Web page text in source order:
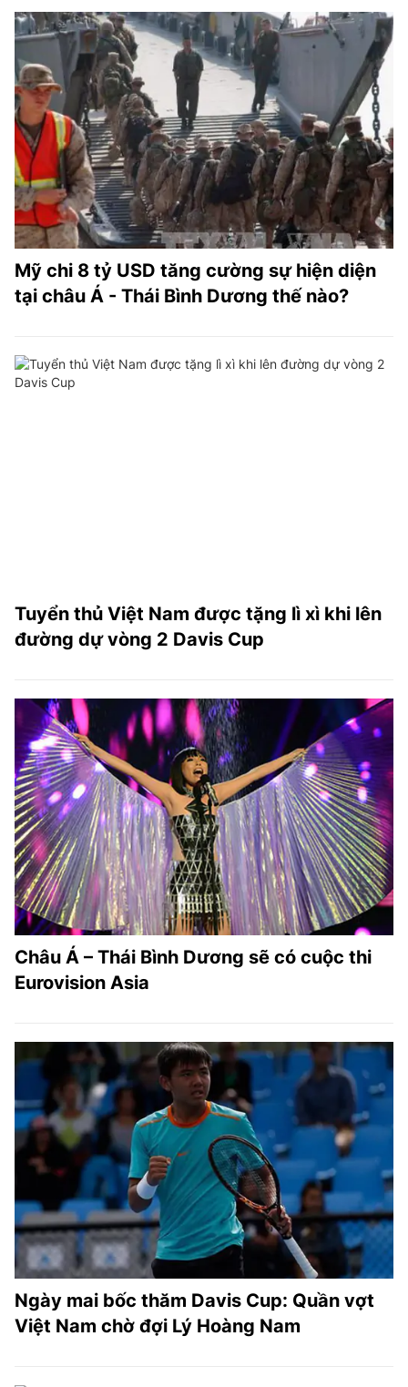
Mỹ chi 8 tỷ USD tăng cường sự hiện diện
tại châu Á - Thái Bình Dương thế nào?
Tuyển thủ Việt Nam được tặng lì xì khi lên
đường dự vòng 2 Davis Cup
Châu Á – Thái Bình Dương sẽ có cuộc thi
Eurovision Asia
Ngày mai bốc thăm Davis Cup: Quần vợt
Việt Nam chờ đợi Lý Hoàng Nam